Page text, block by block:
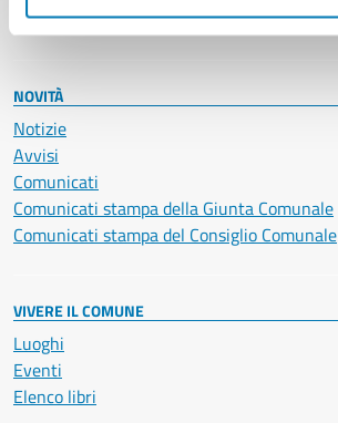
Vita lavorativa
NOVITÀ
Notizie
Avvisi
Comunicati
Comunicati stampa della Giunta Comunale
Comunicati stampa del Consiglio Comunale
VIVERE IL COMUNE
Luoghi
Eventi
Elenco libri